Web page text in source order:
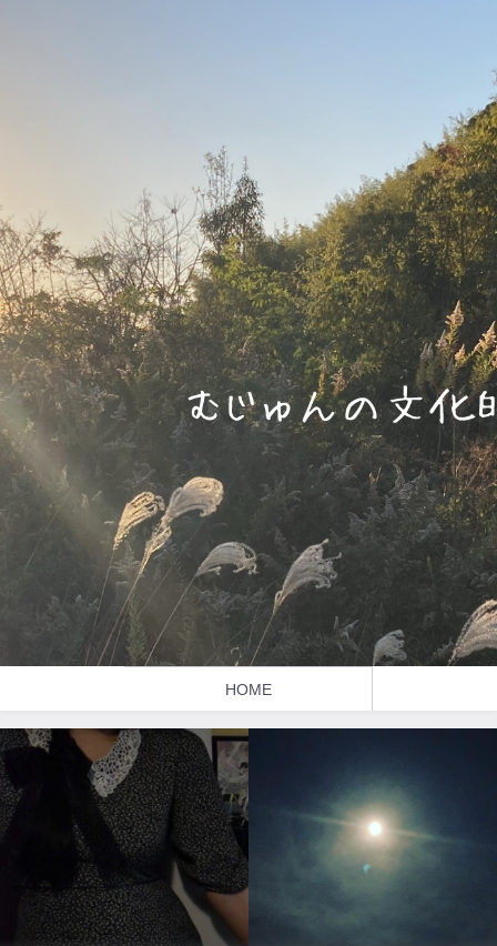
HOME